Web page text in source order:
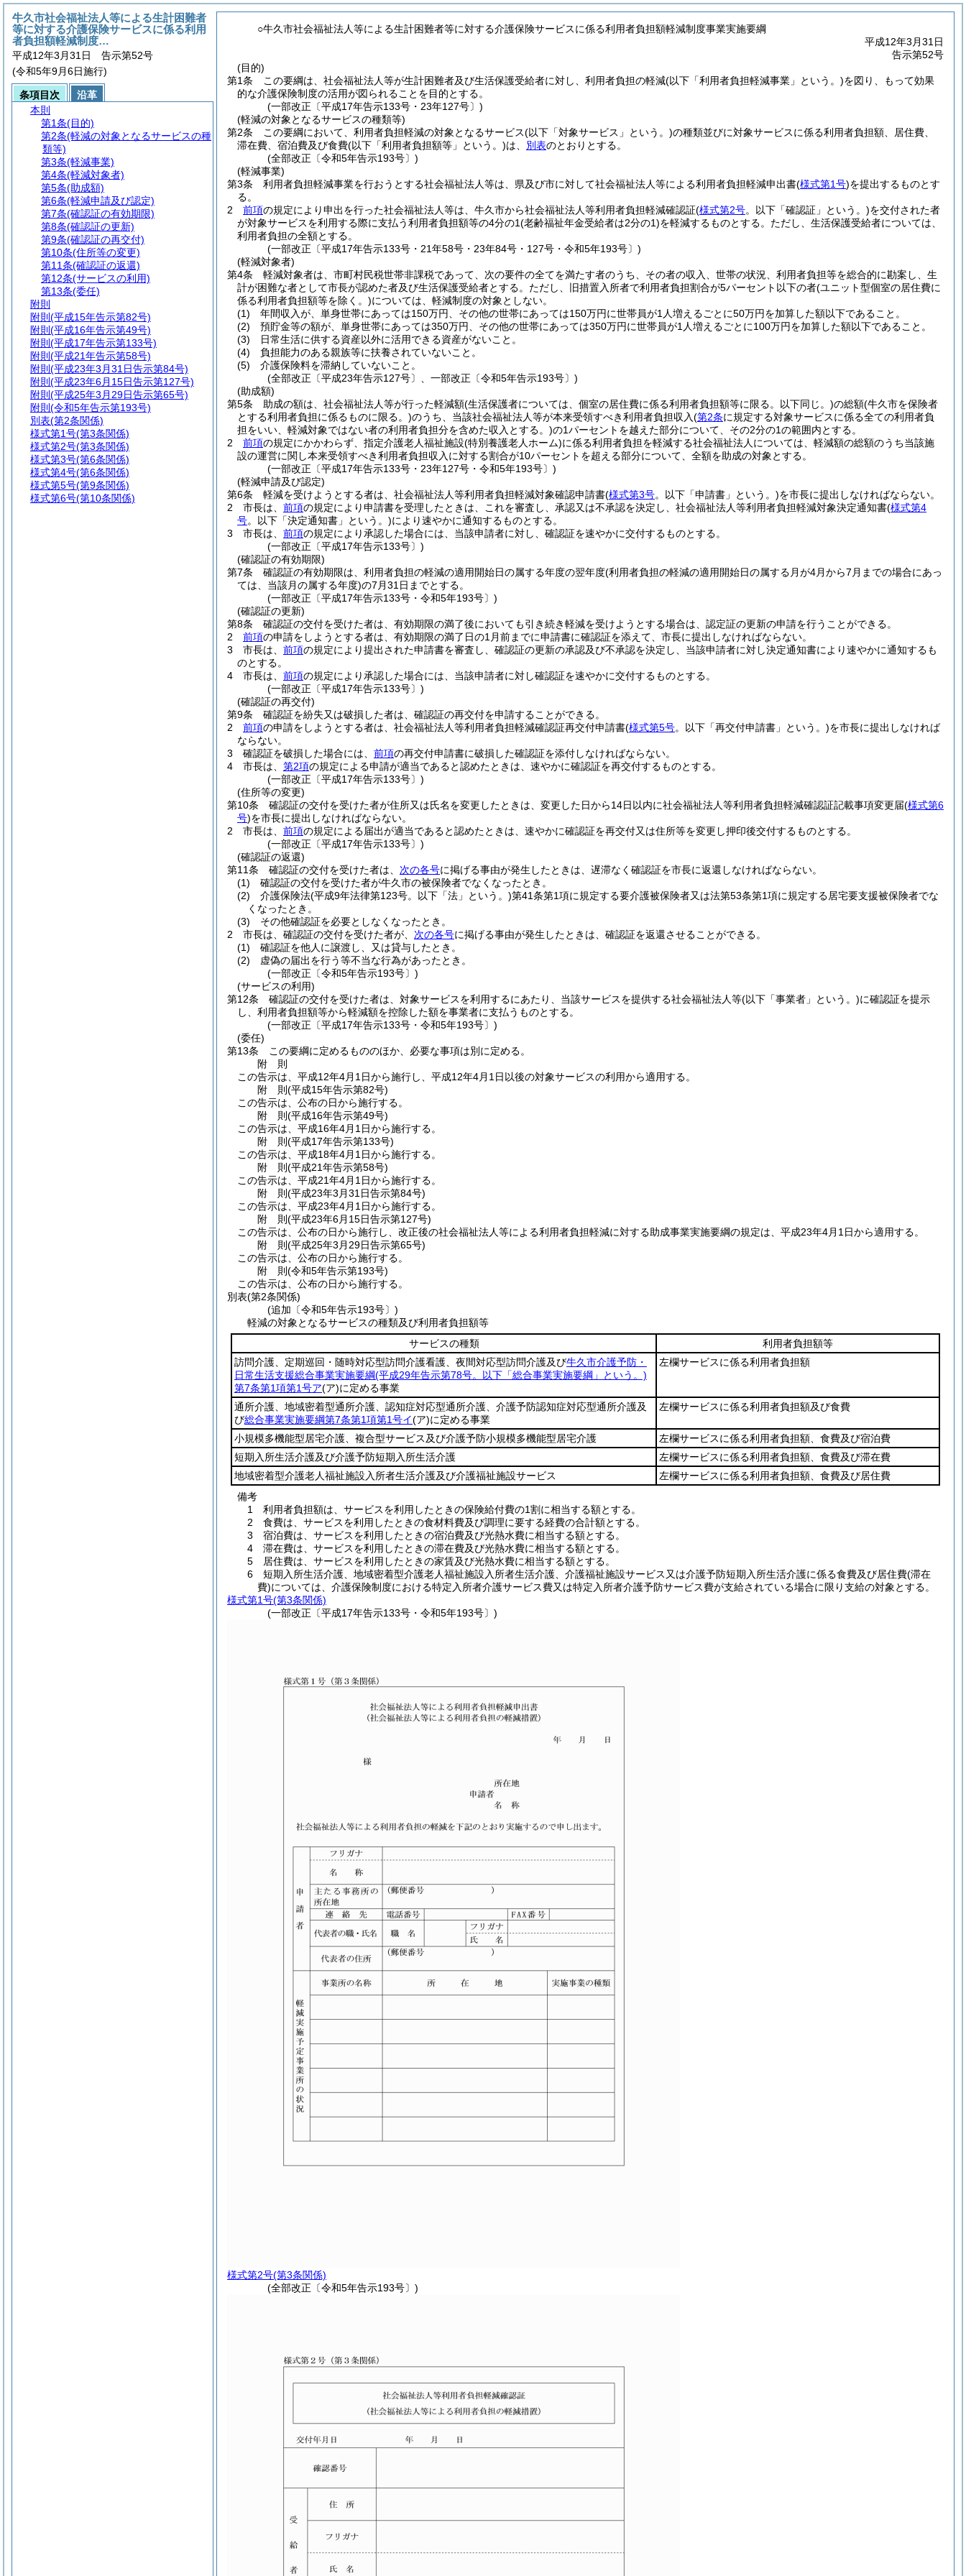
○牛久市社会福祉法人等による生計困難者等に対する介護保険サービスに係る利用者負担額軽減制度事業実施要綱
平成12年3月31日
告示第52号
(目的)
第1条
この要綱は、社会福祉法人等が生計困難者及び生活保護受給者に対し、利用者負担の軽減(以下「利用者負担軽減事業」という。)を図り、もって効果
的な介護保険制度の活用が図られることを目的とする。
(一部改正〔平成17年告示133号・23年127号〕)
(軽減の対象となるサービスの種類等)
第2条
この要綱において、利用者負担軽減の対象となるサービス(以下「対象サービス」という。)の種類並びに対象サービスに係る利用者負担額、居住費、
滞在費、宿泊費及び食費(以下「利用者負担額等」という。)は、 別表のとおりとする。
(全部改正〔令和5年告示193号〕)
(軽減事業)
第3条
利用者負担軽減事業を行おうとする社会福祉法人等は、県及び市に対して社会福祉法人等による利用者負担軽減申出書(様式第1号)を提出するものとす
る。
2
前項の規定により申出を行った社会福祉法人等は、牛久市から社会福祉法人等利用者負担軽減確認証(様式第2号。以下「確認証」という。)を交付された者
が対象サービスを利用する際に支払う利用者負担額等の4分の1(老齢福祉年金受給者は2分の1)を軽減するものとする。 ただし、生活保護受給者については、
利用者負担の全額とする。
(一部改正〔平成17年告示133号・21年58号・23年84号・127号・令和5年193号〕)
(軽減対象者)
第4条
軽減対象者は、市町村民税世帯非課税であって、次の要件の全てを満たす者のうち、その者の収入、世帯の状況、利用者負担等を総合的に勘案し、生
計が困難な者として市長が認めた者及び生活保護受給者とする。 ただし、旧措置入所者で利用者負担割合が5パーセント以下の者(ユニット型個室の居住費に
係る利用者負担額等を除く。)については、軽減制度の対象としない。
(1)
年間収入が、単身世帯にあっては150万円、その他の世帯にあっては150万円に世帯員が1人増えるごとに50万円を加算した額以下であること。
(2)
預貯金等の額が、単身世帯にあっては350万円、その他の世帯にあっては350万円に世帯員が1人増えるごとに100万円を加算した額以下であること。
(3)
日常生活に供する資産以外に活用できる資産がないこと。
(4)
負担能力のある親族等に扶養されていないこと。
(5)
介護保険料を滞納していないこと。
(全部改正〔平成23年告示127号〕、一部改正〔令和5年告示193号〕)
(助成額)
第5条
助成の額は、社会福祉法人等が行った軽減額(生活保護者については、個室の居住費に係る利用者負担額等に限る。以下同じ。)の総額(牛久市を保険者
とする利用者負担に係るものに限る。)のうち、当該社会福祉法人等が本来受領すべき利用者負担収入(第2条に規定する対象サービスに係る全ての利用者負
担をいい、軽減対象ではない者の利用者負担分を含めた収入とする。)の1パーセントを越えた部分について、その2分の1の範囲内とする。
2
前項の規定にかかわらず、指定介護老人福祉施設(特別養護老人ホーム)に係る利用者負担を軽減する社会福祉法人については、軽減額の総額のうち当該施
設の運営に関し本来受領すべき利用者負担収入に対する割合が10パーセントを超える部分について、全額を助成の対象とする。
(一部改正〔平成17年告示133号・23年127号・令和5年193号〕)
(軽減申請及び認定)
第6条
軽減を受けようとする者は、社会福祉法人等利用者負担軽減対象確認申請書(様式第3号。以下「申請書」という。)を市長に提出しなければならない。
2
市長は、 前項の規定により申請書を受理したときは、これを審査し、承認又は不承認を決定し、社会福祉法人等利用者負担軽減対象決定通知書(様式第4
号。以下「決定通知書」という。)により速やかに通知するものとする。
3
市長は、 前項の規定により承認した場合には、当該申請者に対し、確認証を速やかに交付するものとする。
(一部改正〔平成17年告示133号〕)
(確認証の有効期限)
第7条
確認証の有効期限は、利用者負担の軽減の適用開始日の属する年度の翌年度(利用者負担の軽減の適用開始日の属する月が4月から7月までの場合にあっ
ては、当該月の属する年度)の7月31日までとする。
(一部改正〔平成17年告示133号・令和5年193号〕)
(確認証の更新)
第8条
確認証の交付を受けた者は、有効期限の満了後においても引き続き軽減を受けようとする場合は、認定証の更新の申請を行うことができる。
2
前項の申請をしようとする者は、有効期限の満了日の1月前までに申請書に確認証を添えて、市長に提出しなければならない。
3
市長は、 前項の規定により提出された申請書を審査し、確認証の更新の承認及び不承認を決定し、当該申請者に対し決定通知書により速やかに通知するも
のとする。
4
市長は、 前項の規定により承認した場合には、当該申請者に対し確認証を速やかに交付するものとする。
(一部改正〔平成17年告示133号〕)
(確認証の再交付)
第9条
確認証を紛失又は破損した者は、確認証の再交付を申請することができる。
2
前項の申請をしようとする者は、社会福祉法人等利用者負担軽減確認証再交付申請書(様式第5号。以下「再交付申請書」という。)を市長に提出しなければ
ならない。
3
確認証を破損した場合には、 前項の再交付申請書に破損した確認証を添付しなければならない。
4
市長は、 第2項の規定による申請が適当であると認めたときは、速やかに確認証を再交付するものとする。
(一部改正〔平成17年告示133号〕)
(住所等の変更)
第10条
確認証の交付を受けた者が住所又は氏名を変更したときは、変更した日から14日以内に社会福祉法人等利用者負担軽減確認証記載事項変更届(様式第6
号)を市長に提出しなければならない。
2
市長は、 前項の規定による届出が適当であると認めたときは、速やかに確認証を再交付又は住所等を変更し押印後交付するものとする。
(一部改正〔平成17年告示133号〕)
(確認証の返還)
第11条
確認証の交付を受けた者は、 次の各号に掲げる事由が発生したときは、遅滞なく確認証を市長に返還しなければならない。
(1)
確認証の交付を受けた者が牛久市の被保険者でなくなったとき。
(2)
介護保険法(平成9年法律第123号。以下「法」という。)第41条第1項に規定する要介護被保険者又は法第53条第1項に規定する居宅要支援被保険者でな
くなったとき。
(3)
その他確認証を必要としなくなったとき。
2
市長は、確認証の交付を受けた者が、 次の各号に掲げる事由が発生したときは、確認証を返還させることができる。
(1)
確認証を他人に譲渡し、又は貸与したとき。
(2)
虚偽の届出を行う等不当な行為があったとき。
(一部改正〔令和5年告示193号〕)
(サービスの利用)
第12条
確認証の交付を受けた者は、対象サービスを利用するにあたり、当該サービスを提供する社会福祉法人等(以下「事業者」という。)に確認証を提示
し、利用者負担額等から軽減額を控除した額を事業者に支払うものとする。
(一部改正〔平成17年告示133号・令和5年193号〕)
(委任)
第13条
この要綱に定めるもののほか、必要な事項は別に定める。
附 則
この告示は、平成12年4月1日から施行し、平成12年4月1日以後の対象サービスの利用から適用する。
附 則(平成15年告示第82号)
この告示は、公布の日から施行する。
附 則(平成16年告示第49号)
この告示は、平成16年4月1日から施行する。
附 則(平成17年告示第133号)
この告示は、平成18年4月1日から施行する。
附 則(平成21年告示第58号)
この告示は、平成21年4月1日から施行する。
附 則(平成23年3月31日告示第84号)
この告示は、平成23年4月1日から施行する。
附 則(平成23年6月15日告示第127号)
この告示は、公布の日から施行し、改正後の社会福祉法人等による利用者負担軽減に対する助成事業実施要綱の規定は、平成23年4月1日から適用する。
附 則(平成25年3月29日告示第65号)
この告示は、公布の日から施行する。
附 則(令和5年告示第193号)
この告示は、公布の日から施行する。
別表(第2条関係)
(追加〔令和5年告示193号〕)
軽減の対象となるサービスの種類及び利用者負担額等
サービスの種類
利用者負担額等
訪問介護、定期巡回・随時対応型訪問介護看護、夜間対応型訪問介護及び牛久市介護予防・
日常生活支援総合事業実施要綱(平成29年告示第78号。以下「総合事業実施要綱」という。)
第7条第1項第1号ア(ア)に定める事業
左欄サービスに係る利用者負担額
通所介護、地域密着型通所介護、認知症対応型通所介護、介護予防認知症対応型通所介護及
び総合事業実施要綱第7条第1項第1号イ(ア)に定める事業
左欄サービスに係る利用者負担額及び食費
小規模多機能型居宅介護、複合型サービス及び介護予防小規模多機能型居宅介護
左欄サービスに係る利用者負担額、食費及び宿泊費
短期入所生活介護及び介護予防短期入所生活介護
左欄サービスに係る利用者負担額、食費及び滞在費
地域密着型介護老人福祉施設入所者生活介護及び介護福祉施設サービス
左欄サービスに係る利用者負担額、食費及び居住費
備考
1 利用者負担額は、サービスを利用したときの保険給付費の1割に相当する額とする。
2 食費は、サービスを利用したときの食材料費及び調理に要する経費の合計額とする。
3 宿泊費は、サービスを利用したときの宿泊費及び光熱水費に相当する額とする。
4 滞在費は、サービスを利用したときの滞在費及び光熱水費に相当する額とする。
5 居住費は、サービスを利用したときの家賃及び光熱水費に相当する額とする。
6 短期入所生活介護、地域密着型介護老人福祉施設入所者生活介護、介護福祉施設サービス又は介護予防短期入所生活介護に係る食費及び居住費(滞在
費)については、介護保険制度における特定入所者介護サービス費又は特定入所者介護予防サービス費が支給されている場合に限り支給の対象とする。
様式第1号(第3条関係)
(一部改正〔平成17年告示133号・令和5年193号〕)
様式第2号(第3条関係)
(全部改正〔令和5年告示193号〕)
牛久市社会福祉法人等による生計困難者
等に対する介護保険サービスに係る利用
者負担額軽減制度…
平成12年3月31日 告示第52号
(令和5年9月6日施行)
条項目次
沿革
本則
第1条(目的)
第2条(軽減の対象となるサービスの種
類等)
第3条(軽減事業)
第4条(軽減対象者)
第5条(助成額)
第6条(軽減申請及び認定)
第7条(確認証の有効期限)
第8条(確認証の更新)
第9条(確認証の再交付)
第10条(住所等の変更)
第11条(確認証の返還)
第12条(サービスの利用)
第13条(委任)
附則
附則 (平成15年告示第82号)
附則 (平成16年告示第49号)
附則 (平成17年告示第133号)
附則 (平成21年告示第58号)
附則 (平成23年3月31日告示第84号)
附則 (平成23年6月15日告示第127号)
附則 (平成25年3月29日告示第65号)
附則 (令和5年告示第193号)
別表(第2条関係)
様式第1号(第3条関係)
様式第2号(第3条関係)
様式第3号(第6条関係)
様式第4号(第6条関係)
様式第5号(第9条関係)
様式第6号(第10条関係)